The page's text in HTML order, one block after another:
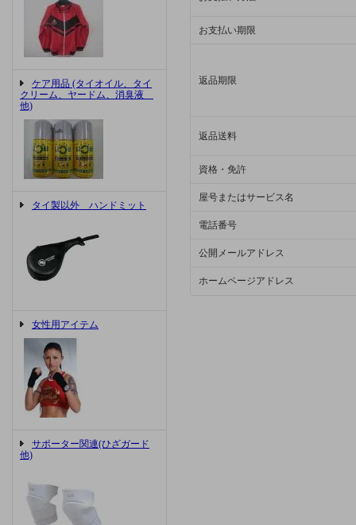
ケア用品 (タイオイル、タイ
クリーム、ヤードム、消臭液
他)
タイ製以外 ハンドミット
女性用アイテム
サポーター関連(ひざガード
他)
お支払い期限
返品期限
返品送料
資格・免許
屋号またはサービス名
電話番号
公開メールアドレス
ホームページアドレス